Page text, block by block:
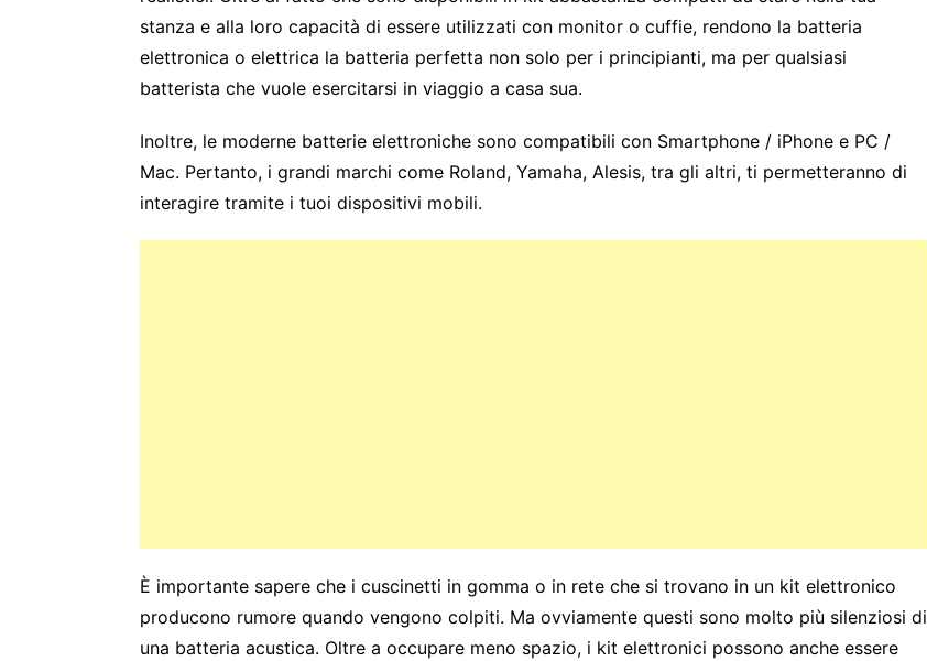
stanza e alla loro capacità di essere utilizzati con monitor o cuffie, rendono la batteria
elettronica o elettrica la batteria perfetta non solo per i principianti, ma per qualsiasi
batterista che vuole esercitarsi in viaggio a casa sua.
Inoltre, le moderne batterie elettroniche sono compatibili con Smartphone / iPhone e PC /
Mac. Pertanto, i grandi marchi come Roland, Yamaha, Alesis, tra gli altri, ti permetteranno di
interagire tramite i tuoi dispositivi mobili.
È importante sapere che i cuscinetti in gomma o in rete che si trovano in un kit elettronico
producono rumore quando vengono colpiti. Ma ovviamente questi sono molto più silenziosi di
una batteria acustica. Oltre a occupare meno spazio, i kit elettronici possono anche essere